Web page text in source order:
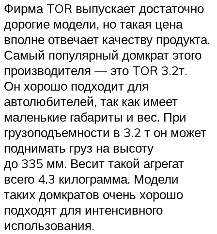
Фирма TOR выпускает достаточно
дорогие модели, но такая цена
вполне отвечает качеству продукта.
Самый популярный домкрат этого
производителя — это TOR 3.2т.
Он хорошо подходит для
автолюбителей, так как имеет
маленькие габариты и вес. При
грузоподъемности в 3.2 т он может
поднимать груз на высоту
до 335 мм. Весит такой агрегат
всего 4.3 килограмма. Модели
таких домкратов очень хорошо
подходят для интенсивного
использования.